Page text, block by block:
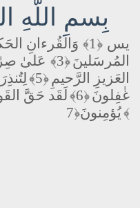
بِسمِ اللَّهِ
يس ﴿1﴾ وَالقُرءانِ
المُرسَلينَ﴿3﴾ عَلىٰ
العَزيزِ الرَّحيمِ ﴿5﴾
غٰفِلونَ﴿6﴾
لَقَد حَقَّ
يُؤمِنونَ﴿7﴾